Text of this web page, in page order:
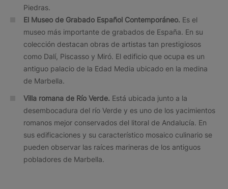
Piedras.
El Museo de Grabado Español Contemporáneo. Es el
museo más importante de grabados de España. En su
colección destacan obras de artistas tan prestigiosos
como Dalí, Piscasso y Miró. El edificio que ocupa es un
antiguo palacio de la Edad Media ubicado en la medina
de Marbella.
Villa romana de Río Verde. Está ubicada junto a la
desembocadura del río Verde y es uno de los yacimientos
romanos mejor conservados del litoral de Andalucía. En
sus edificaciones y su característico mosaico culinario se
pueden observar las raíces marineras de los antiguos
pobladores de Marbella.